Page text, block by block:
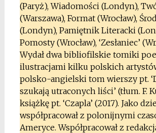
(Paryż), Wiadomości (Londyn),
(Warszawa), Format (Wrocław),
(Londyn), Pamiętnik Literacki
Pomosty (Wrocław), ‘Zesłaniec’
Wydał dwa bibliofilskie tomiki
ilustracjami kilku polskich
polsko-angielski tom wierszy pt.
szukają utraconych liści’ (tłum. F.
książkę pt. ‘Czapla’ (2017). Jako
współpracował z polonijnymi
Ameryce. Współpracował z